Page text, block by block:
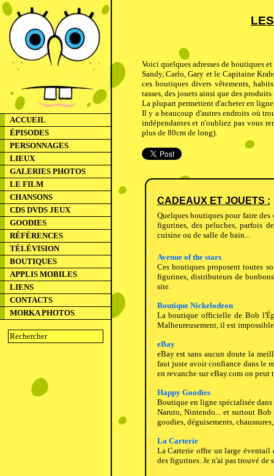
ACCUEIL
ÉPISODES
PERSONNAGES
LIEUX
GALERIES PHOTOS
LE FILM
CHANSONS
CDS DVDS JEUX
GOODIES
RÉFÉRENCES
TÉLÉVISION
BOUTIQUES
APPLIS MOBILES
LIENS
CONTACTS
MORKA PHOTOS
Voici quelques adresses de boutiques
Sandy, Carlo, Gary et le Capitaine
ces boutiques divers vêtements,
tasses, des jouets ainsi que des
La plupart permettent d'acheter en
Il y a beaucoup d'autres endroits où
indépendantes et n'oubliez pas vous
plus de 80cm de long).
CADEAUX ET JOUETS :
Quelques boutiques pour faire
figurines, des peluches, parfois
cuisine ou de salle de bain...
Avenue of the stars
Ces boutiques proposent toutes
figurines, distributeurs de
site.
Boutique Nickelodeon
La boutique officielle de Bob
Malheureusement, il est
eBay
eBay est sans aucun doute la
faut juste avoir confiance dans le
en revanche sur eBay.com on peut
Happy Goodies
Boutique en ligne spécialisée
Naruto, Nintendo... et surtout Bob
goodies, déguisements,
La Carterie
La Carterie offre un large éventail
des figurines. Je n'ai pas trouvé de